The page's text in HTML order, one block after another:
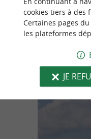
Le
Bertizarana
cookies tiers à des
Certaines pages
les plateformes
JE